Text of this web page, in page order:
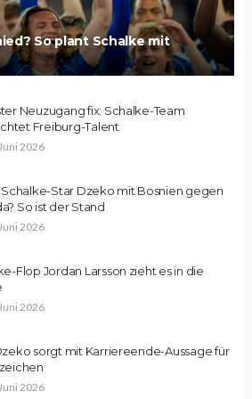
So plant Schalke mit
Neuzugang fix: Schalke-Team
Freiburg-Talent
2026
Star Dzeko mit Bosnien gegen
So ist der Stand
2026
Flop Jordan Larsson zieht es in die
2026
sorgt mit Karriereende-Aussage für
2026